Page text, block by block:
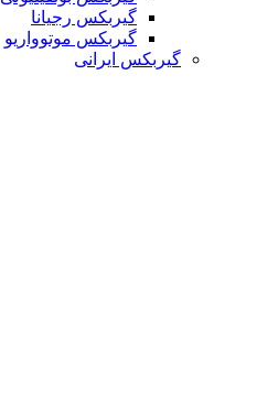
گیربکس رجیانا
گیربکس موتوواریو
گیربکس ایرانی